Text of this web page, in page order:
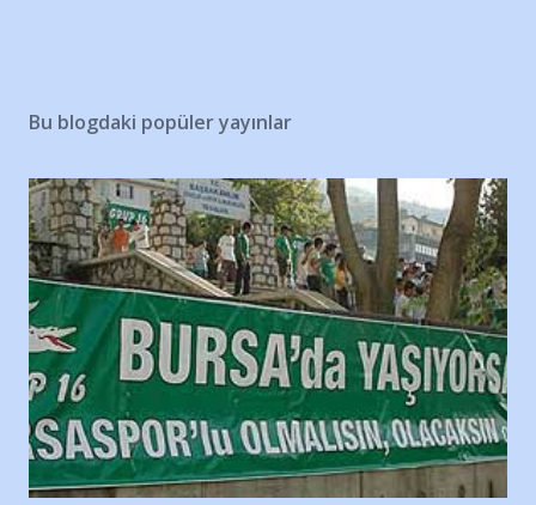
Bu blogdaki popüler yayınlar